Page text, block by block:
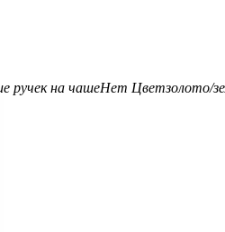
ручек на чашеНет Цветзолото/